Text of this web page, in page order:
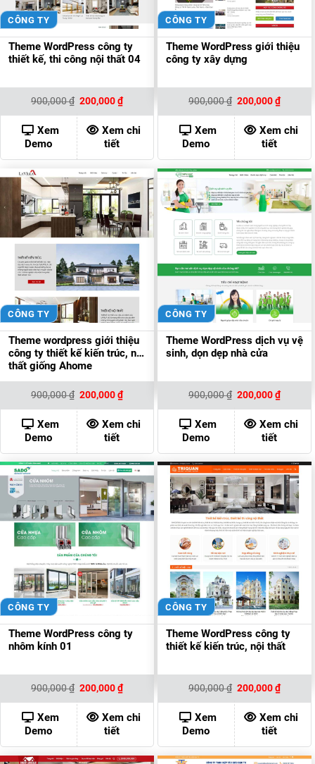
CÔNG TY
Theme WordPress công ty
thiết kế, thi công nội thất 04
900,000₫ Giá
là:
900,000 ₫.
200,000₫Giá
hiện
tại
là:
200,000 ₫.
Xem
Demo
Xem chi
tiết
CÔNG TY
Theme WordPress giới thiệu
công ty xây dựng
900,000₫ Giá
là:
900,000 ₫.
200,000₫Giá
hiện
tại
là:
Xem
Demo
Xem chi
tiết
CÔNG TY
Theme wordpress giới thiệu
công ty thiết kế kiến trúc, nội
thất giống Ahome
900,000₫ Giá
gốc
là:
900,000 ₫.
200,000₫Giá
hiện
tại
là:
200,000 ₫.
Xem
Demo
Xem chi
tiết
CÔNG TY
Theme WordPress dịch vụ vệ
sinh, dọn dẹp nhà cửa
900,000₫ Giá
gốc
là:
900,000 ₫.
200,000₫Giá
hiện
tại
là:
Xem
Demo
Xem chi
tiết
CÔNG TY
Theme WordPress công ty
nhôm kính 01
900,000₫ Giá
là:
900,000 ₫.
200,000₫Giá
hiện
tại
là:
200,000 ₫.
Xem
Demo
Xem chi
tiết
CÔNG TY
Theme WordPress công ty
thiết kế kiến trúc, nội thất
900,000₫ Giá
là:
900,000 ₫.
200,000₫Giá
hiện
tại
là:
Xem
Demo
Xem chi
tiết